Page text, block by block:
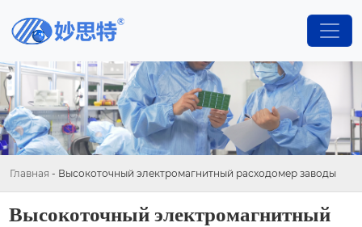
Главная - Высокоточный электромагнитный расходомер заводы
Высокоточный электромагнитный